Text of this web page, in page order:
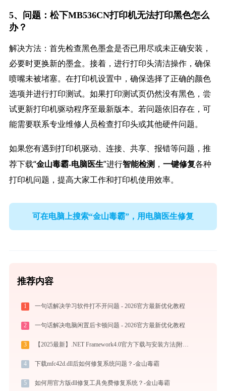
5、问题：松下MB536CN打印机无法打印黑色怎么
办？
解决方法：首先检查黑色墨盒是否已用尽或未正确安装，
必要时更换新的墨盒。接着，进行打印头清洁操作，确保
喷嘴未被堵塞。在打印机设置中，确保选择了正确的颜色
选项并进行打印测试。如果打印测试页仍然没有黑色，尝
试更新打印机驱动程序至最新版本。若问题依旧存在，可
能需要联系专业维修人员检查打印头或其他硬件问题。
如果您有遇到打印机驱动、连接、共享、报错等问题，推
荐下载“金山毒霸-电脑医生”进行智能检测， 一键修复各种
打印机问题，提高大家工作和打印机使用效率。
可在电脑上搜索“金山毒霸”，用电脑医生修复
推荐内容
1 一句话解决学习软件打不开问题 - 2026官方最新优化教程
2 一句话解决电脑闲置后卡顿问题 - 2026官方最新优化教程
3 【2025最新】.NET Framework4.0官方下载与安装方法|附错误解决方案
4 下载mfc42d.dll后如何修复系统问题？-金山毒霸
5 如何用官方版dll修复工具免费修复系统？-金山毒霸